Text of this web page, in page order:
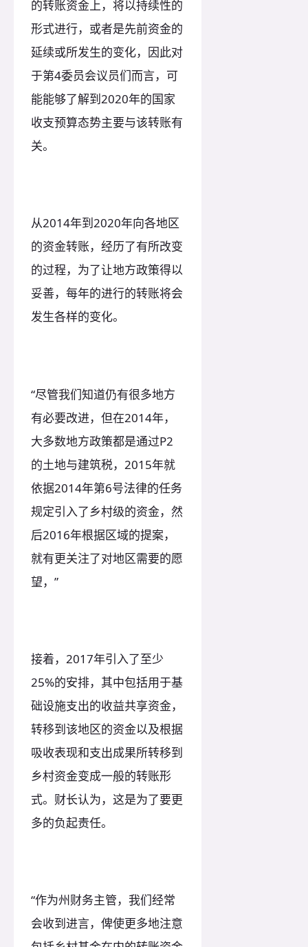
的转账资金上，将以持续性的
形式进行，或者是先前资金的
延续或所发生的变化，因此对
于第4委员会议员们而言，可
能能够了解到2020年的国家
收支预算态势主要与该转账有
关。
从2014年到2020年向各地区
的资金转账，经历了有所改变
的过程，为了让地方政策得以
妥善，每年的进行的转账将会
发生各样的变化。
“尽管我们知道仍有很多地方
有必要改进，但在2014年，
大多数地方政策都是通过P2
的土地与建筑税，2015年就
依据2014年第6号法律的任务
规定引入了乡村级的资金，然
后2016年根据区域的提案，
就有更关注了对地区需要的愿
望，”
接着，2017年引入了至少
25%的安排，其中包括用于基
础设施支出的收益共享资金，
转移到该地区的资金以及根据
吸收表现和支出成果所转移到
乡村资金变成一般的转账形
式。财长认为，这是为了要更
多的负起责任。
“作为州财务主管，我们经常
会收到进言，俾使更多地注意